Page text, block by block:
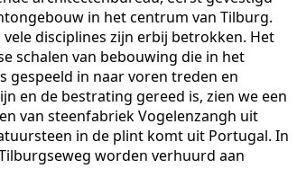
in het centrum van Tilburg.
disciplines zijn erbij betrokken. Het
schalen van bebouwing die in het
gespeeld in naar voren treden en
en de bestrating gereed is, zien we een
van steenfabriek Vogelenzangh uit
in de plint komt uit Portugal. In
worden verhuurd aan